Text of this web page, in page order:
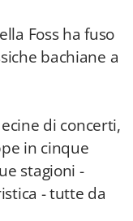
Foss ha fuso
bachiane a
di concerti,
in cinque
stagioni -
- tutte da